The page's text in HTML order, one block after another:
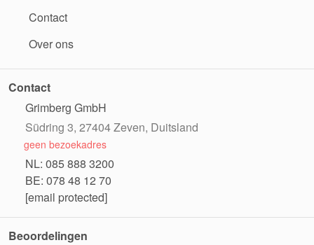
Contact
Over ons
Contact
Grimberg GmbH
Südring 3, 27404 Zeven, Duitsland
geen bezoekadres
NL: 085 888 3200
BE: 078 48 12 70
[email protected]
Beoordelingen